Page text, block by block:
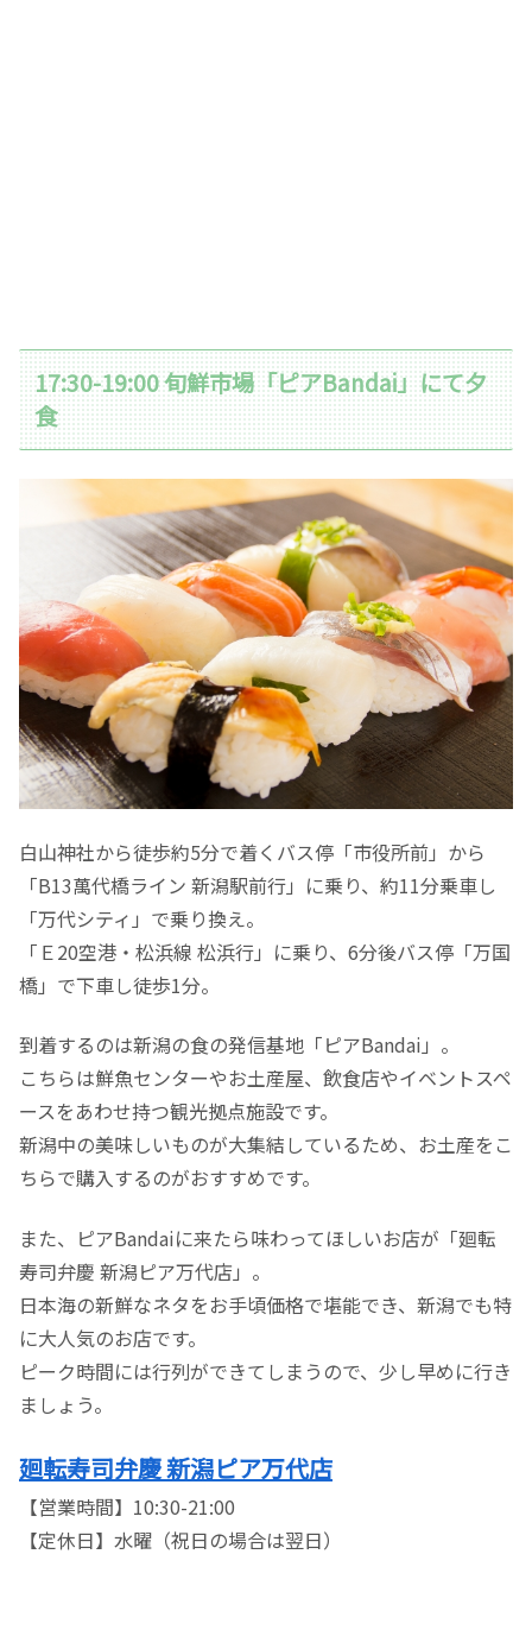
17:30-19:00 旬鮮市場「ピアBandai」にて夕
食
白山神社から徒歩約5分で着くバス停「市役所前」から
「B13萬代橋ライン 新潟駅前行」に乗り、約11分乗車し
「万代シティ」で乗り換え。
「Ｅ20空港・松浜線 松浜行」に乗り、6分後バス停「万国
橋」で下車し徒歩1分。
到着するのは新潟の食の発信基地「ピアBandai」。
こちらは鮮魚センターやお土産屋、飲食店やイベントスペ
ースをあわせ持つ観光拠点施設です。
新潟中の美味しいものが大集結しているため、お土産をこ
ちらで購入するのがおすすめです。
また、ピアBandaiに来たら味わってほしいお店が「廻転
寿司弁慶 新潟ピア万代店」。
日本海の新鮮なネタをお手頃価格で堪能でき、新潟でも特
に大人気のお店です。
ピーク時間には行列ができてしまうので、少し早めに行き
ましょう。
廻転寿司弁慶 新潟ピア万代店
【営業時間】10:30-21:00
【定休日】水曜（祝日の場合は翌日）